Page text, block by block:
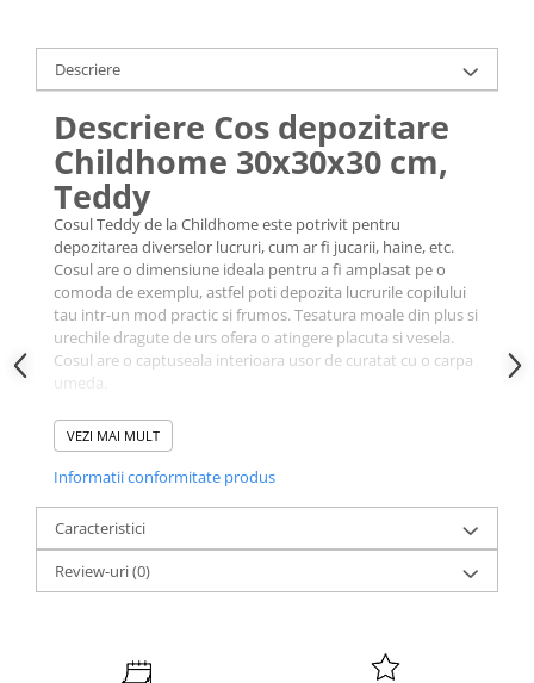
Descriere
Descriere Cos depozitare
Childhome 30x30x30 cm,
Teddy
Cosul Teddy de la Childhome este potrivit pentru
depozitarea diverselor lucruri, cum ar fi jucarii, haine, etc.
Cosul are o dimensiune ideala pentru a fi amplasat pe o
comoda de exemplu, astfel poti depozita lucrurile copilului
tau intr-un mod practic si frumos. Tesatura moale din plus si
urechile dragute de urs ofera o atingere placuta si vesela.
Cosul are o captuseala interioara usor de curatat cu o carpa
umeda.
VEZI MAI MULT
Informatii conformitate produs
Caracteristici
Review-uri(0)